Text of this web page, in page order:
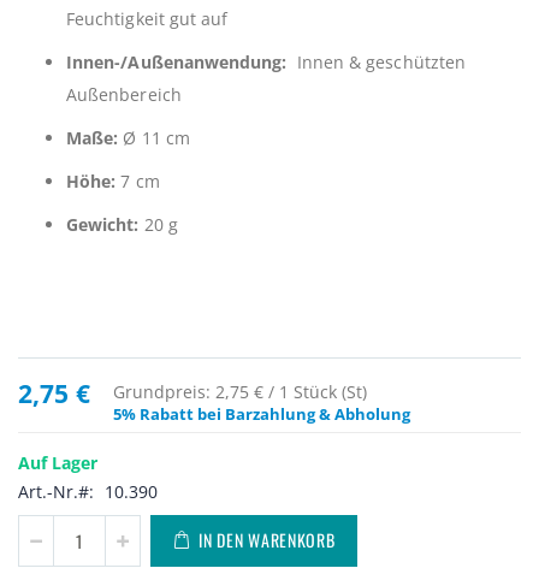
Feuchtigkeit gut auf
Innen-/Außenanwendung: Innen & geschützten
Außenbereich
Maße: Ø 11 cm
Höhe: 7 cm
Gewicht: 20 g
2,75 € Grundpreis: 2,75 € / 1 Stück (St)
5% Rabatt bei Barzahlung & Abholung
Auf Lager
Art.-Nr.
10.390
IN DEN WARENKORB